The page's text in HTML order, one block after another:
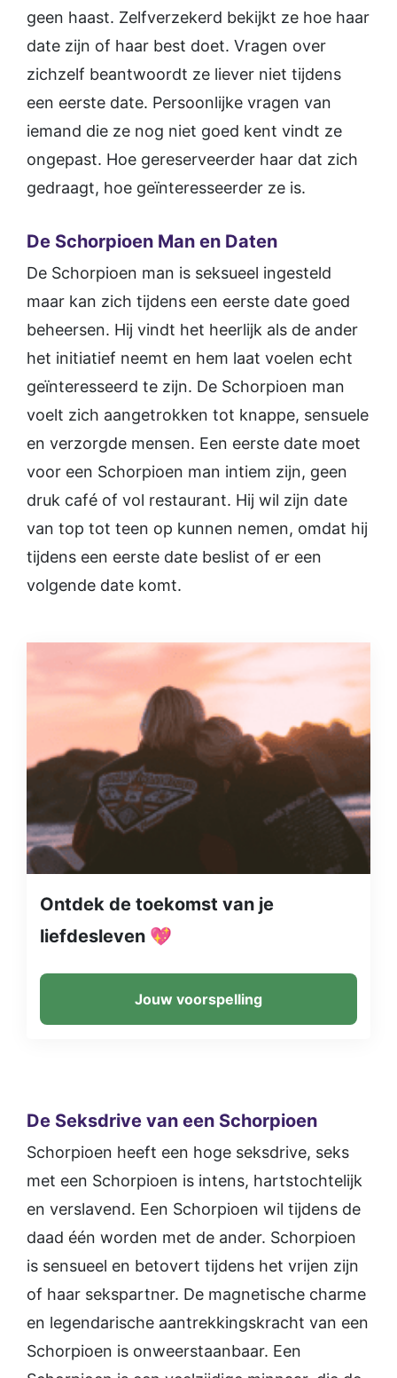
geen haast. Zelfverzekerd bekijkt ze hoe haar
date zijn of haar best doet. Vragen over
zichzelf beantwoordt ze liever niet tijdens
een eerste date. Persoonlijke vragen van
iemand die ze nog niet goed kent vindt ze
ongepast. Hoe gereserveerder haar dat zich
gedraagt, hoe geïnteresseerder ze is.
De Schorpioen Man en Daten
De Schorpioen man is seksueel ingesteld
maar kan zich tijdens een eerste date goed
beheersen. Hij vindt het heerlijk als de ander
het initiatief neemt en hem laat voelen echt
geïnteresseerd te zijn. De Schorpioen man
voelt zich aangetrokken tot knappe, sensuele
en verzorgde mensen. Een eerste date moet
voor een Schorpioen man intiem zijn, geen
druk café of vol restaurant. Hij wil zijn date
van top tot teen op kunnen nemen, omdat hij
tijdens een eerste date beslist of er een
volgende date komt.
Ontdek de toekomst van je
liefdesleven 💖
Jouw voorspelling
De Seksdrive van een Schorpioen
Schorpioen heeft een hoge seksdrive, seks
met een Schorpioen is intens, hartstochtelijk
en verslavend. Een Schorpioen wil tijdens de
daad één worden met de ander. Schorpioen
is sensueel en betovert tijdens het vrijen zijn
of haar sekspartner. De magnetische charme
en legendarische aantrekkingskracht van een
Schorpioen is onweerstaanbaar. Een